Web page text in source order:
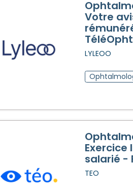
Votre
LYLEOO
Exercice
salarié -
TEO